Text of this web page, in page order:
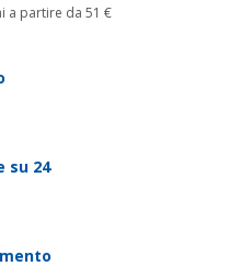
a partire da 51 €
su 24